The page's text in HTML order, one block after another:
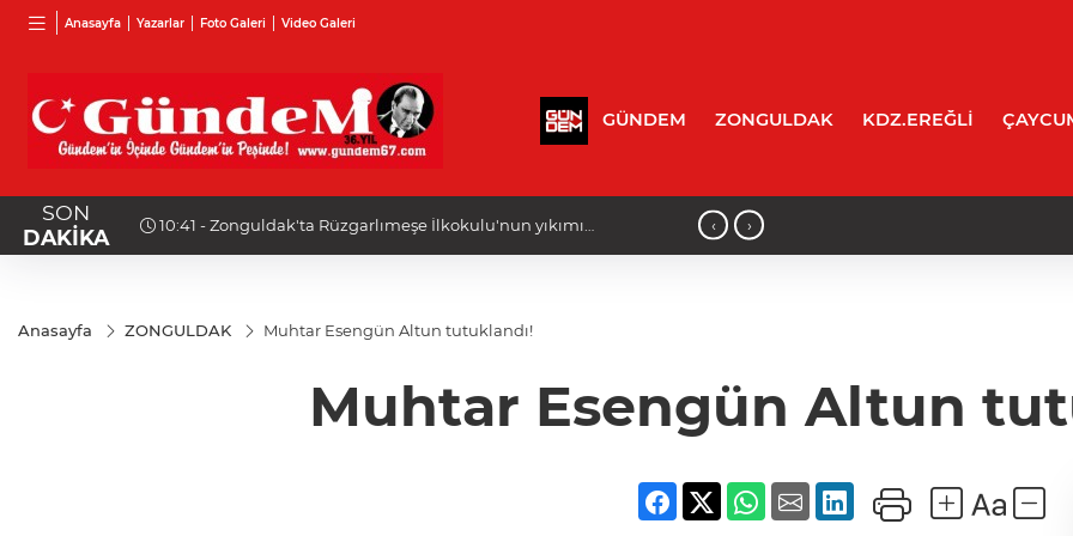
Anasayfa Yazarlar Foto Galeri Video Galeri
GÜNDEM ZONGULDAK KDZ.EREĞLİ
SON
DAKİKA
10:41 - Zonguldak'ta Rüzgarlımeşe İlkokulu'nun yıkımı 10:35 - Oğuzhan Turhan: "Bu
‹ ›
Anasayfa ZONGULDAK Muhtar Esengün Altun tutuklandı!
Muhtar Esengün Altun